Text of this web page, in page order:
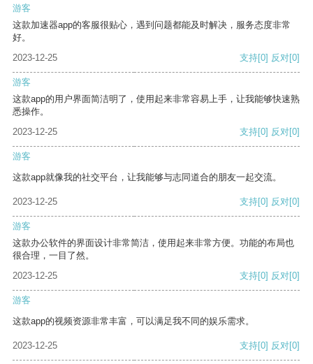
游客
这款加速器app的客服很贴心，遇到问题都能及时解决，服务态度非常
好。
2023-12-25
支持[0] 反对[0]
游客
这款app的用户界面简洁明了，使用起来非常容易上手，让我能够快速熟
悉操作。
2023-12-25
支持[0] 反对[0]
游客
这款app就像我的社交平台，让我能够与志同道合的朋友一起交流。
2023-12-25 支持[0] 反对[0]
游客
这款办公软件的界面设计非常简洁，使用起来非常方便。功能的布局也
很合理，一目了然。
2023-12-25
支持[0] 反对[0]
游客
这款app的视频资源非常丰富，可以满足我不同的娱乐需求。
2023-12-25 支持[0] 反对[0]